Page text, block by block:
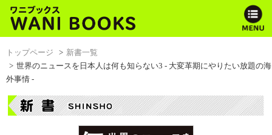
トップページ
新書一覧
世界のニュースを日本人は何も知らない3 - 大変革期にやりたい放題の海
外事情 -